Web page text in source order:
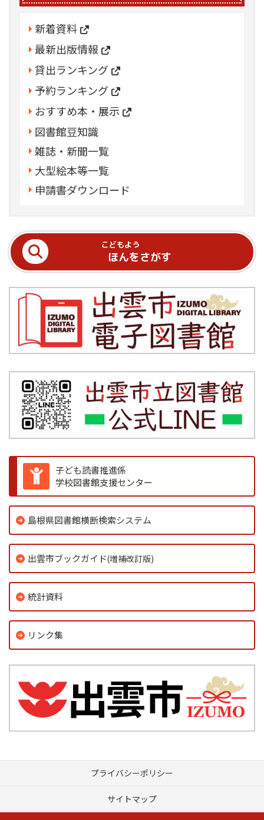
新着資料
最新出版情報
貸出ランキング
予約ランキング
おすすめ本・展示
図書館豆知識
雑誌・新聞一覧
大型絵本等一覧
申請書ダウンロード
こどもよう
ほんをさがす
子ども読書推進係
学校図書館支援センター
島根県図書館横断検索システム
出雲市ブックガイド(増補改訂版)
統計資料
リンク集
プライバシーポリシー
サイトマップ